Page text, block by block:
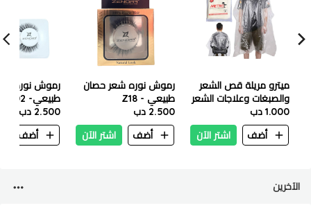
ميترو مريلة قص الشعر
والصبغات وعلاجات الشعر
ذات استخدم واحد
1.000 دب
أضف
اشتر الآن
رموش نوره شعر حصان
طبيعي - Z18
2.500 دب
أضف
اشتر الآن
رموش نوره
طبيعي- Z02
2.500 دب
أضف
الآخرين